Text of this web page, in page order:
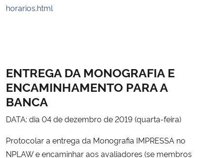
horarios.html
ENTREGA DA MONOGRAFIA E
ENCAMINHAMENTO PARA A
BANCA
DATA: dia 04 de dezembro de 2019 (quarta-feira)
Protocolar a entrega da Monografia IMPRESSA no
NPLAW e encaminhar aos avaliadores (se membros